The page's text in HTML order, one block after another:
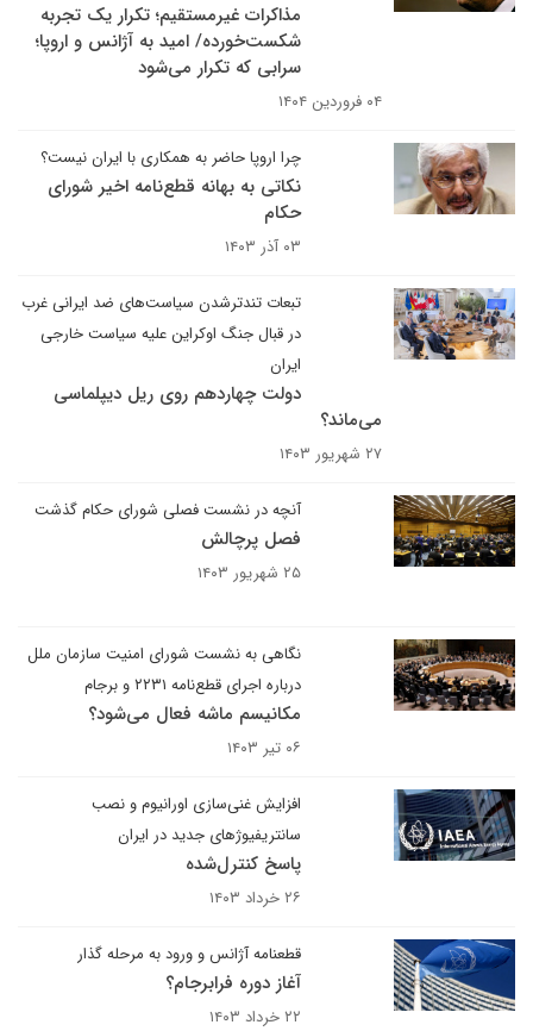
مذاکرات غیرمستقیم؛ تکرار یک تجربه
شکست‌خورده/ امید به آژانس و اروپا؛
سرابی که تکرار می‌شود
۰۴ فروردین ۱۴۰۴
چرا اروپا حاضر به همکاری با ایران نیست؟
نکاتی به بهانه قطع‌نامه اخیر شورای
حکام
۰۳ آذر ۱۴۰۳
تبعات تندترشدن سیاست‌های ضد ایرانی غرب
در قبال جنگ اوکراین علیه سیاست خارجی
ایران
دولت چهاردهم روی ریل دیپلماسی
می‌ماند؟
۲۷ شهریور ۱۴۰۳
آنچه در نشست فصلی شورای حکام گذشت
فصل پرچالش
۲۵ شهریور ۱۴۰۳
نگاهی به نشست شورای امنیت سازمان ملل
درباره اجرای قطع‌نامه ۲۲۳۱ و برجام
مکانیسم ماشه فعال می‌شود؟
۰۶ تیر ۱۴۰۳
افزایش غنی‌سازی اورانیوم و نصب
سانتریفیوژ‌های جدید در ایران
پاسخ کنترل‌شده
۲۶ خرداد ۱۴۰۳
قطعنامه آژانس و ورود به مرحله گذار
آغاز دوره فرابرجام؟
۲۲ خرداد ۱۴۰۳